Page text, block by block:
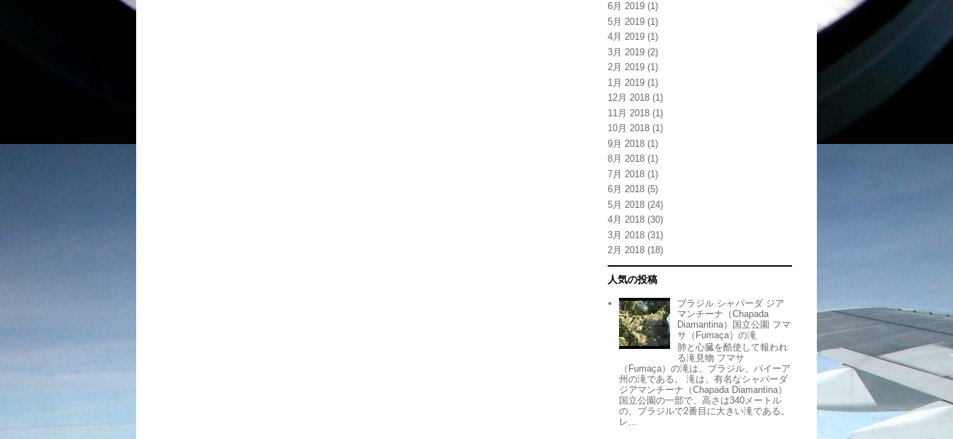
6月 2019 (1)
5月 2019 (1)
4月 2019 (1)
3月 2019 (2)
2月 2019 (1)
1月 2019 (1)
12月 2018 (1)
11月 2018 (1)
10月 2018 (1)
9月 2018 (1)
8月 2018 (1)
7月 2018 (1)
6月 2018 (5)
5月 2018 (24)
4月 2018 (30)
3月 2018 (31)
2月 2018 (18)
人気の投稿
ブラジル シャパーダ ジア
マンチーナ（Chapada
Diamantina）国立公園 フマ
サ（Fumaça）の滝
肺と心臓を酷使して報われ
る滝見物 フマサ
（Fumaça）の滝は、ブラジル、バイーア
州の滝である。 滝は、有名なシャパーダ
ジアマンチーナ（Chapada Diamantina）
国立公園の一部で、高さは340メートル
の、ブラジルで2番目に大きい滝である。
レ...